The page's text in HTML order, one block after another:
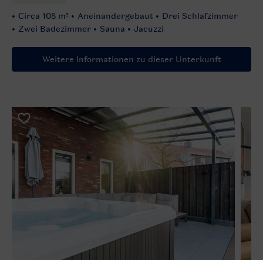
Circa 108 m²
Aneinandergebaut
Drei Schlafzimmer
Zwei Badezimmer
Sauna Jacuzzi
Weitere Informationen zu dieser Unterkunft